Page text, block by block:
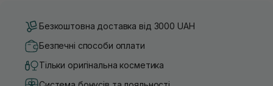
Безкоштовна доставка від 3000 UAH
Безпечні способи оплати
Тільки оригінальна косметика